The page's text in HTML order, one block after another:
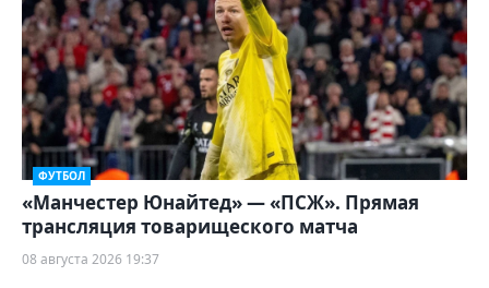
ФУТБОЛ
«Манчестер Юнайтед» — «ПСЖ». Прямая
трансляция товарищеского матча
08 августа 2026 19:37